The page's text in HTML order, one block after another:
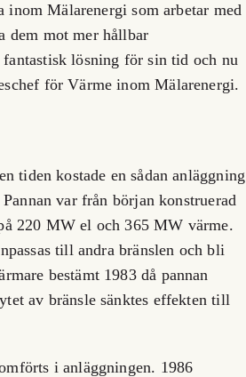
Mälarenergi som arbetar med
dem mot mer hållbar
lösning för sin tid och nu
för Värme inom Mälarenergi.
tiden kostade en sådan anläggning
var från början konstruerad
220 MW el och 365 MW värme.
till andra bränslen och bli
bestämt 1983 då pannan
av bränsle sänktes effekten till
i anläggningen. 1986